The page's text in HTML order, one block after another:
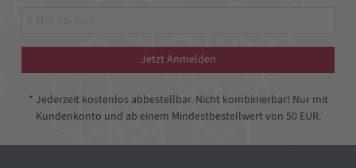
Jetzt Anmelden
* Jederzeit kostenlos abbestellbar. Nicht kombinierbar! Nur mit
Kundenkonto und ab einem Mindestbestellwert von 50 EUR.